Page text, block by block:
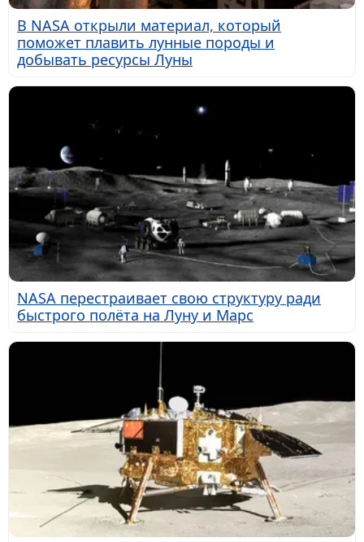
В NASA открыли материал, который
поможет плавить лунные породы и
добывать ресурсы Луны
NASA перестраивает свою структуру ради
быстрого полёта на Луну и Марс